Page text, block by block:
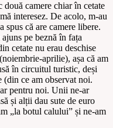
două camere chiar în cetate
interesez. De acolo, m-au
că are camere libere.
pe beznă în fața
cetate nu erau deschise
aprilie), așa că am
în circuitul turistic, deși
(din ce am observat noi.
pentru noi. Unii ne-ar
și alții dau sute de euro
„la botul calului” și ne-am